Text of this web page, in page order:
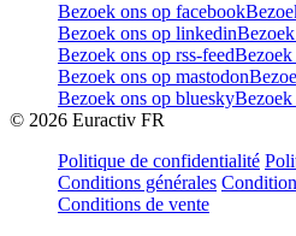
Bezoek ons op facebook
Bezoek ons op linkedin
Bezoek ons op rss-feedBezoek
Bezoek ons op mastodon
Bezoek ons op blueskyBezoek
© 2026 Euractiv FR
Politique de confidentialité
Conditions générales
Conditions de vente